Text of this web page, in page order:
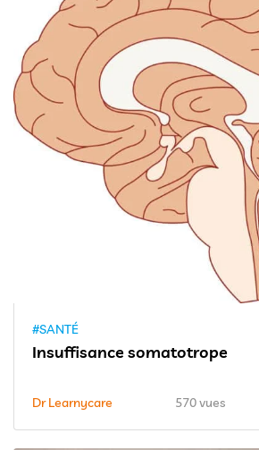
#SANTÉ
Insuffisance somatotrope
Dr Learnycare 570 vues